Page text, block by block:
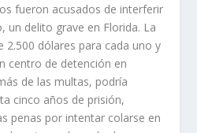
fueron acusados de interferir
un delito grave en Florida. La
2.500 dólares para cada uno y
centro de detención en
de las multas, podría
cinco años de prisión,
penas por intentar colarse en